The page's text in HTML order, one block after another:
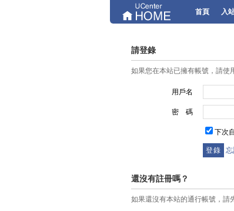
首頁 入
請登錄
如果您在本站已擁有帳號，請使
用戶名
密 碼
下次
還沒有註冊嗎？
如果還沒有本站的通行帳號，請